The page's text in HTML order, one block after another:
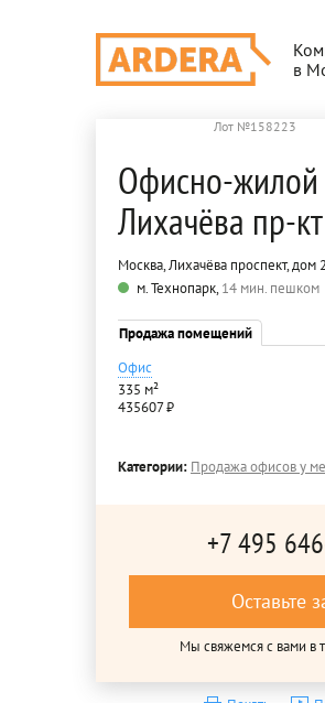
в
Лот №158223
Офисно-жилой
Лихачёва пр-
Москва, Лихачёва проспект, дом
м. Технопарк,14 мин. пешком
Продажа помещений
Офис
335 м²
435607 ₽
Категории: Продажа офисов у
+7 495
Оставьте
Мы свяжемся с вами в